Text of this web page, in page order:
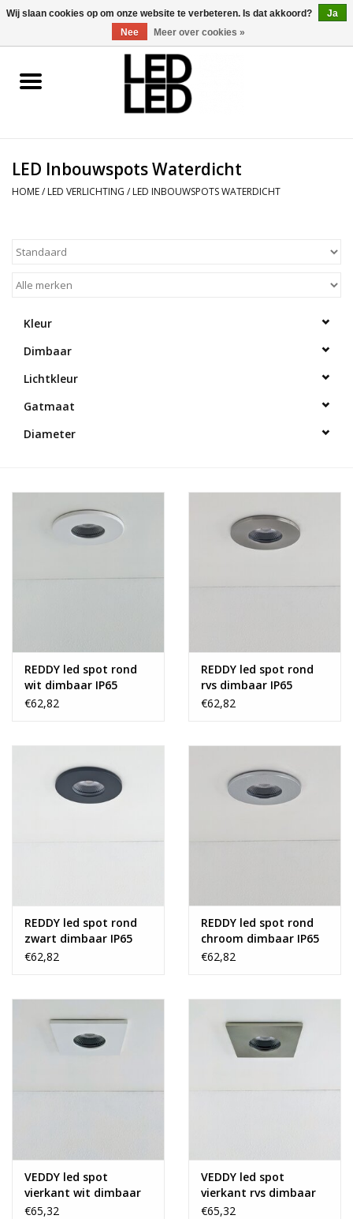
0 Artikelen - €0,00
Home
LED Accessoires
Projecten
LED Inbouwspots Waterdicht
HOME/ LED VERLICHTING / LED INBOUWSPOTS WATERDICHT
Kleur
Dimbaar
Lichtkleur
Gatmaat
Diameter
REDDY led spot rond
wit dimbaar IP65
€62,82
REDDY led spot rond
rvs dimbaar IP65
€62,82
REDDY led spot rond
zwart dimbaar IP65
€62,82
REDDY led spot rond
chroom dimbaar IP65
€62,82
VEDDY led spot
vierkant wit dimbaar
IP65
€65,32
VEDDY led spot
vierkant rvs dimbaar
IP65
€65,32
Wij slaan cookies op om onze website te verbeteren. Is dat akkoord?
Ja
Nee
Meer over cookies »